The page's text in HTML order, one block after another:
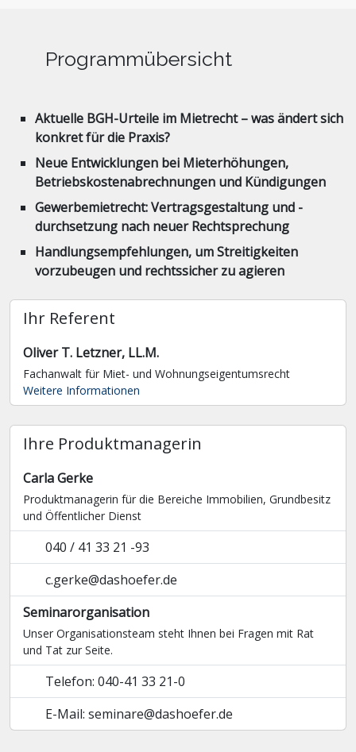
Programmübersicht
Aktuelle BGH-Urteile im Mietrecht – was ändert sich
konkret für die Praxis?
Neue Entwicklungen bei Mieterhöhungen,
Betriebskostenabrechnungen und Kündigungen
Gewerbemietrecht: Vertragsgestaltung und -
durchsetzung nach neuer Rechtsprechung
Handlungsempfehlungen, um Streitigkeiten
vorzubeugen und rechtssicher zu agieren
Ihr Referent
Oliver T. Letzner, LL.M.
Fachanwalt für Miet- und Wohnungseigentumsrecht
Weitere Informationen
Ihre Produktmanagerin
Carla Gerke
Produktmanagerin für die Bereiche Immobilien, Grundbesitz
und Öffentlicher Dienst
040 / 41 33 21 -93
c.gerke@dashoefer.de
Seminarorganisation
Unser Organisationsteam steht Ihnen bei Fragen mit Rat
und Tat zur Seite.
Telefon: 040-41 33 21-0
E-Mail: seminare@dashoefer.de